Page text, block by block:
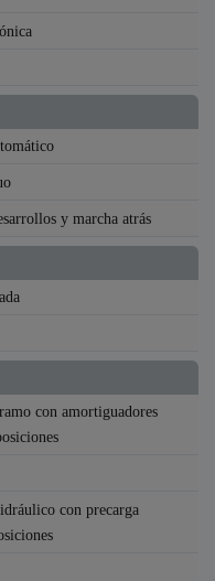
y marcha atrás
con amortiguadores
con precarga